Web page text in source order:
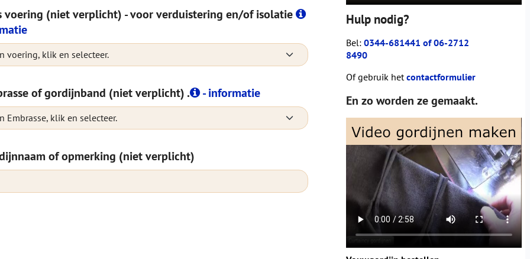
voering (niet verplicht) - voor verduistering en/of isolatie
voering, klik en selecteer.
of gordijnband (niet verplicht) . - informatie
Embrasse, klik en selecteer.
of opmerking (niet verplicht)
Hulp nodig?
Bel:0344-681441 of 06-2712
8490
Of gebruik hetcontactformulier
En zo worden ze gemaakt.